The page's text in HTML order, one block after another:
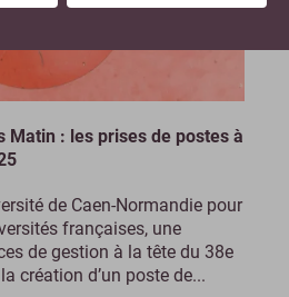
Matin : les prises de postes à
de Caen-Normandie pour
françaises, une
de gestion à la tête du 38e
création d’un poste de...